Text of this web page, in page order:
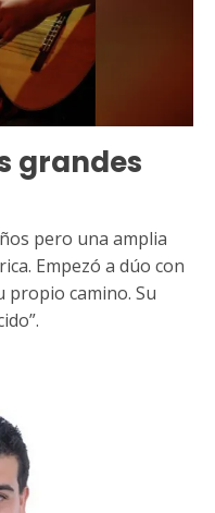
grandes
pero una amplia
Empezó a dúo con
propio camino. Su